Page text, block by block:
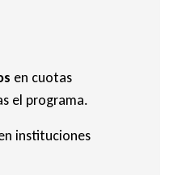
en cuotas
el programa.
instituciones